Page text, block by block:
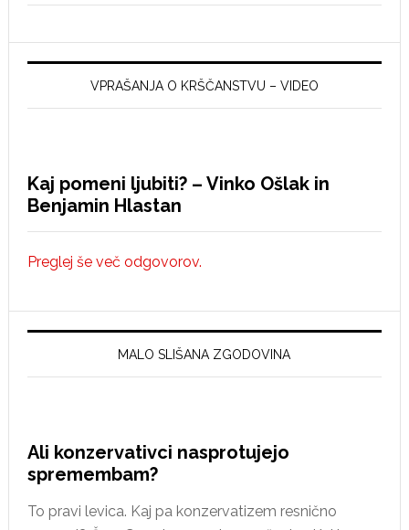
VPRAŠANJA O KRŠČANSTVU – VIDEO
Kaj pomeni ljubiti? – Vinko Ošlak in
Benjamin Hlastan
Preglej še več odgovorov.
MALO SLIŠANA ZGODOVINA
Ali konzervativci nasprotujejo
spremembam?
To pravi levica. Kaj pa konzervatizem resnično